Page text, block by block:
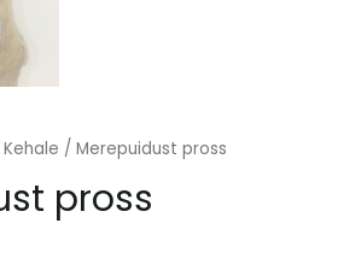
Kehale / Merepuidust pross
pross